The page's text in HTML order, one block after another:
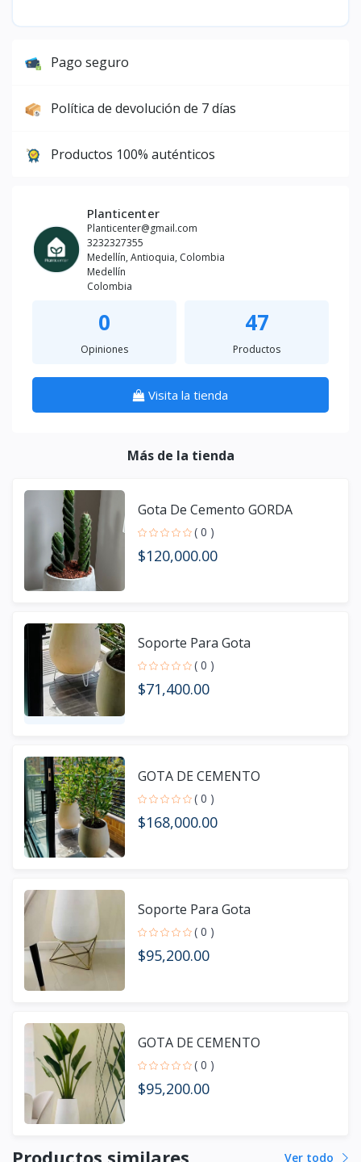
Pago seguro
Política de devolución de 7 días
Productos 100% auténticos
Planticenter
Planticenter@gmail.com
3232327355
Medellín, Antioquia, Colombia
Medellín
Colombia
0
Opiniones
47
Productos
Visita la tienda
Más de la tienda
Gota De Cemento GORDA
( 0 )
$120,000.00
Soporte Para Gota
( 0 )
$71,400.00
GOTA DE CEMENTO
( 0 )
$168,000.00
Soporte Para Gota
( 0 )
$95,200.00
GOTA DE CEMENTO
( 0 )
$95,200.00
Productos similares Ver todo